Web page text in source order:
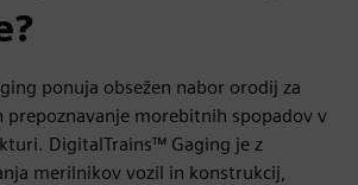
ponuja obsežen nabor orodij za
prepoznavanje morebitnih spopadov v
DigitalTrains™ Gaging je z
merilnikov vozil in konstrukcij,